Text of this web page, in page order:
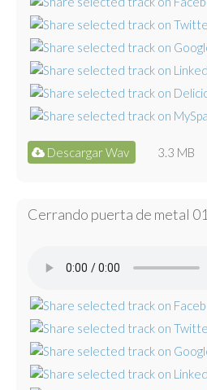
Descargar Wav 3.3 MB
Cerrando puerta de metal 01